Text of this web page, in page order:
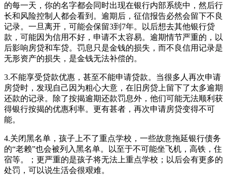
的每一天，你的名字都会同时出现在银行内部系统中，然后行
长和风险控制人都会看到。逾期后，征信报告必然会留下不良
记录。一旦离开，可能会保留3到7年。以后想去其他银行贷
款，可能因为信用不好，申请不太容易。逾期情节严重的，以
后影响房贷和车贷。罚息只是金钱的损失，而不良信用记录是
无形资产的损失，是金钱无法补偿的。
3.不能享受贷款优惠，甚至不能申请贷款。当很多人再次申请
房贷时，发现自己因为粗心大意，在旧房贷上留下了太多逾期
还款的记录。除了按揭逾期还款罚息外，他们可能无法顺利获
得银行按揭的优惠利率。更有甚者，再次申请房贷变得不可
能。
4.关闭黑名单，孩子上不了重点学校，一些故意拖延银行债务
的“老赖”也会被列入黑名单。以至于不可能坐飞机，高铁，住
宿等。；更严重的是孩子将无法上重点学校；以后会有更多的
处罚，可以说生活会很艰难。